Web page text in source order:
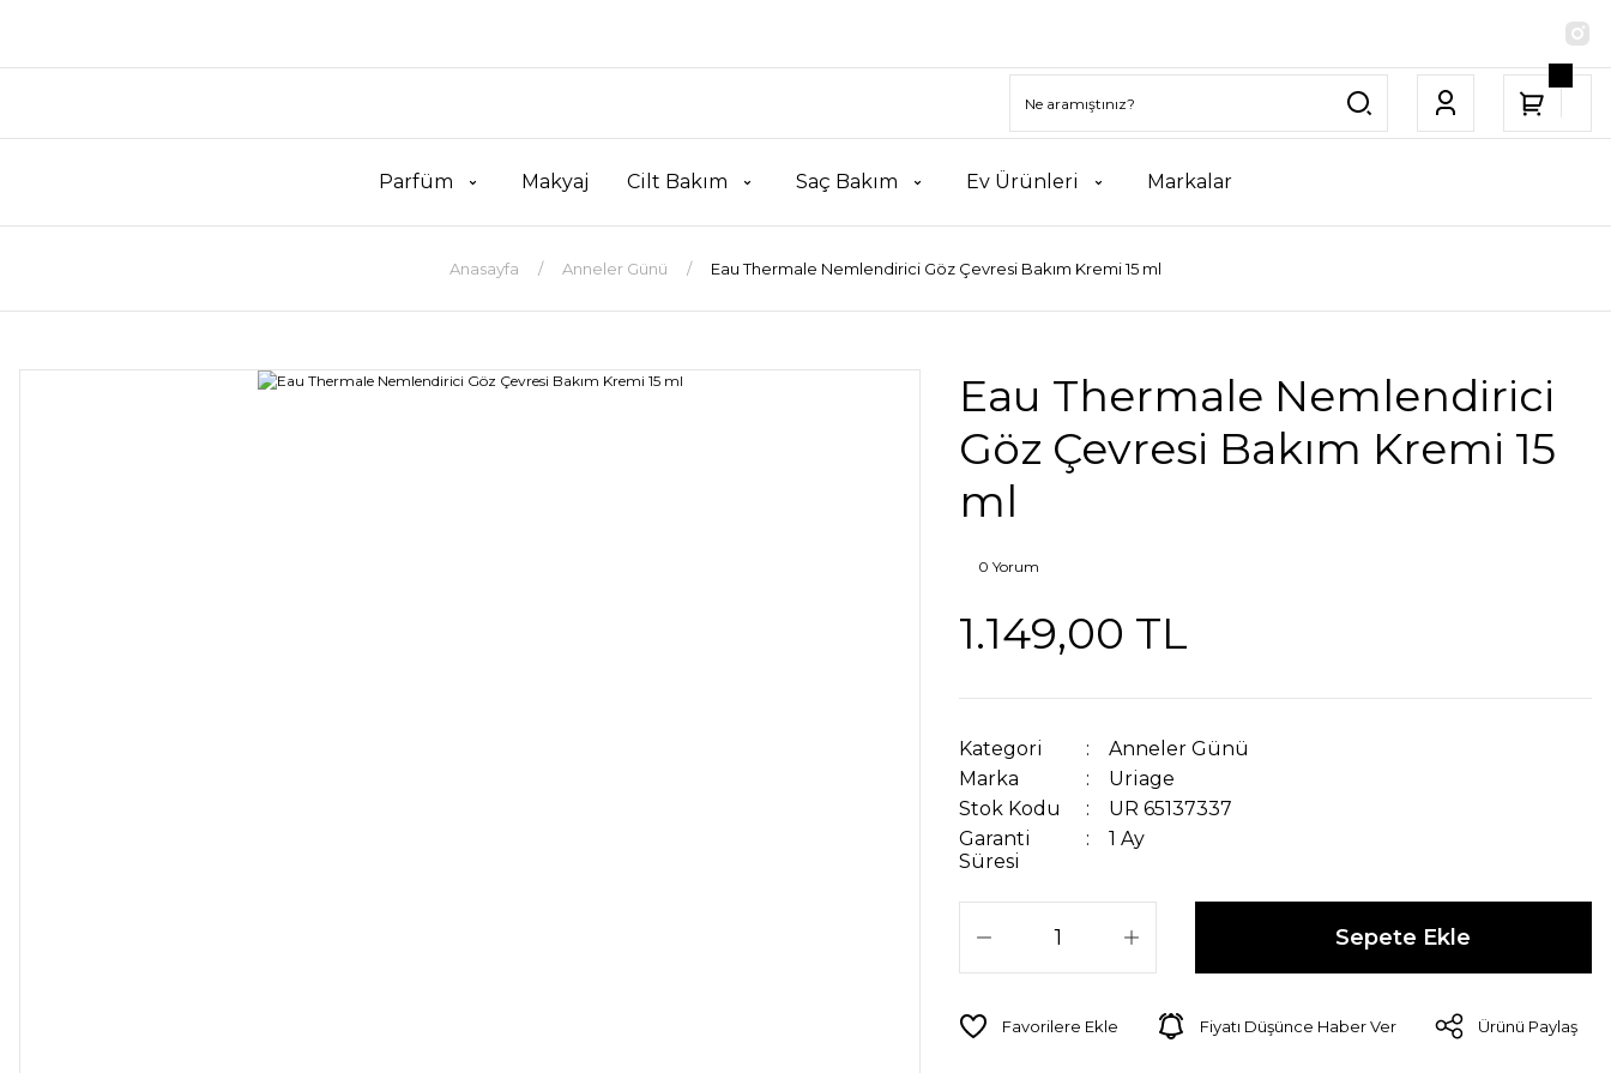
Parfüm Makyaj Cilt Bakım Saç Bakım Ev Ürünleri Markalar
Anasayfa Anneler Günü Eau Thermale Nemlendirici Göz Çevresi Bakım Kremi 15 ml
Eau Thermale Nemlendirici
Göz Çevresi Bakım Kremi 15
ml
0 Yorum
1.149,00 TL
Kategori
Anneler Günü
Marka
Uriage
Stok Kodu
UR 65137337
Garanti
Süresi
1 Ay
Sepete Ekle
Fiyatı Düşünce Haber Ver Ürünü Paylaş